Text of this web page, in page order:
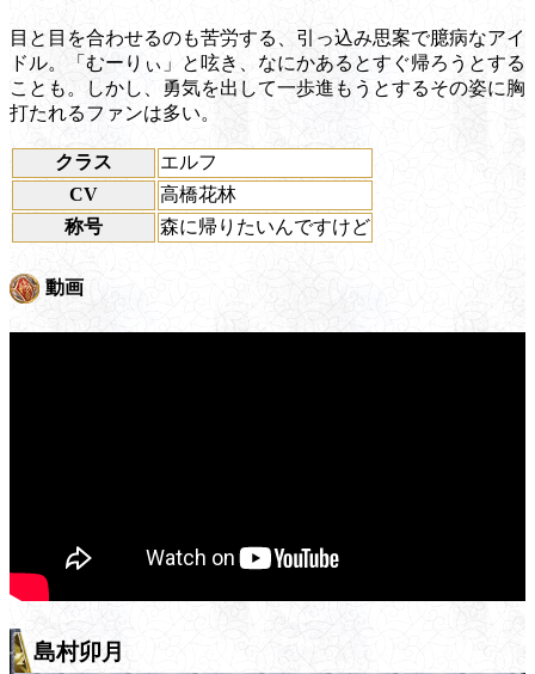
目と目を合わせるのも苦労する、引っ込み思案で臆病なアイ
ドル。「むーりぃ」と呟き、なにかあるとすぐ帰ろうとする
ことも。しかし、勇気を出して一歩進もうとするその姿に胸
打たれるファンは多い。
クラス
エルフ
CV
高橋花林
称号
森に帰りたいんですけど
動画
島村卯月